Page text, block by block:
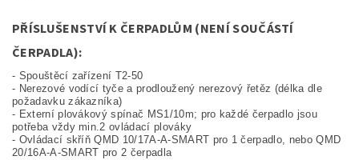
PŘÍSLUŠENSTVÍ K ČERPADLŮM (NENÍ SOUČÁSTÍ
ČERPADLA):
- Spouštěcí zařízení T2-50
- Nerezové vodící tyče a prodloužený nerezový řetěz (délka dle
požadavku zákazníka)
- Externí plovákový spínač MS1/10m; pro každé čerpadlo jsou
potřeba vždy min.2 ovládací plováky
- Ovládací skříň QMD 10/17A-A-SMART pro 1 čerpadlo, nebo QMD
20/16A-A-SMART pro 2 čerpadla